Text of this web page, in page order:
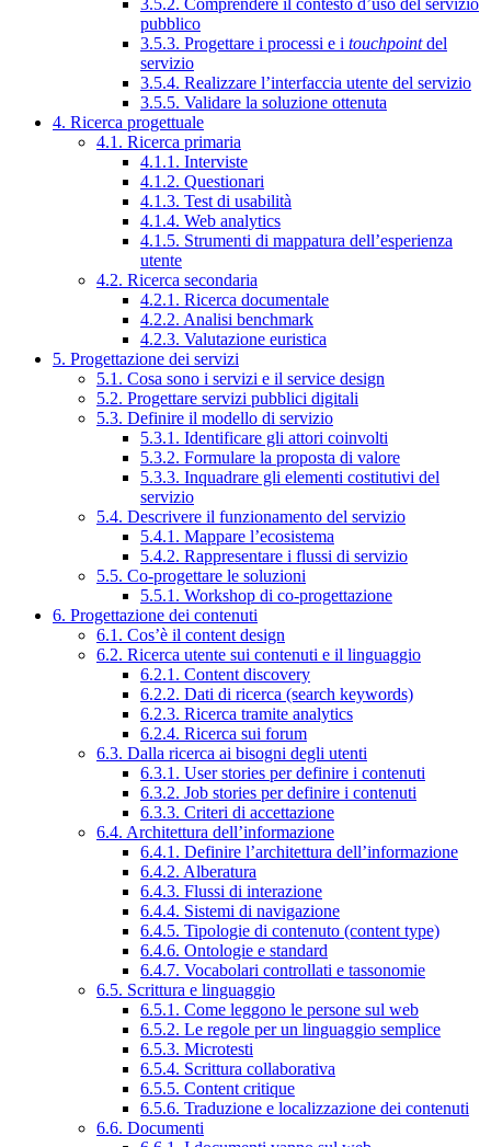
3.5.2. Comprendere il contesto d’uso del servizio
pubblico
3.5.3. Progettare i processi e i touchpointdel
servizio
3.5.4. Realizzare l’interfaccia utente del servizio
3.5.5. Validare la soluzione ottenuta
4. Ricerca progettuale
4.1. Ricerca primaria
4.1.1. Interviste
4.1.2. Questionari
4.1.3. Test di usabilità
4.1.4. Web analytics
4.1.5. Strumenti di mappatura dell’esperienza
utente
4.2. Ricerca secondaria
4.2.1. Ricerca documentale
4.2.2. Analisi benchmark
4.2.3. Valutazione euristica
5. Progettazione dei servizi
5.1. Cosa sono i servizi e il service design
5.2. Progettare servizi pubblici digitali
5.3. Definire il modello di servizio
5.3.1. Identificare gli attori coinvolti
5.3.2. Formulare la proposta di valore
5.3.3. Inquadrare gli elementi costitutivi del
servizio
5.4. Descrivere il funzionamento del servizio
5.4.1. Mappare l’ecosistema
5.4.2. Rappresentare i flussi di servizio
5.5. Co-progettare le soluzioni
5.5.1. Workshop di co-progettazione
6. Progettazione dei contenuti
6.1. Cos’è il content design
6.2. Ricerca utente sui contenuti e il linguaggio
6.2.1. Content discovery
6.2.2. Dati di ricerca (search keywords)
6.2.3. Ricerca tramite analytics
6.2.4. Ricerca sui forum
6.3. Dalla ricerca ai bisogni degli utenti
6.3.1. User stories per definire i contenuti
6.3.2. Job stories per definire i contenuti
6.3.3. Criteri di accettazione
6.4. Architettura dell’informazione
6.4.1. Definire l’architettura dell’informazione
6.4.2. Alberatura
6.4.3. Flussi di interazione
6.4.4. Sistemi di navigazione
6.4.5. Tipologie di contenuto (content type)
6.4.6. Ontologie e standard
6.4.7. Vocabolari controllati e tassonomie
6.5. Scrittura e linguaggio
6.5.1. Come leggono le persone sul web
6.5.2. Le regole per un linguaggio semplice
6.5.3. Microtesti
6.5.4. Scrittura collaborativa
6.5.5. Content critique
6.5.6. Traduzione e localizzazione dei contenuti
6.6. Documenti